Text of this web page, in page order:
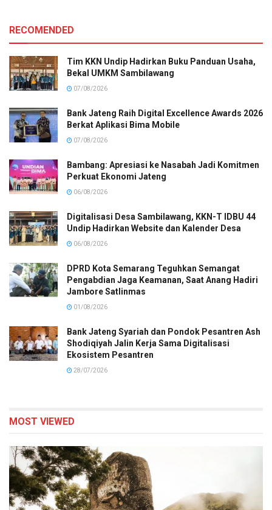
RECOMENDED
Tim KKN Undip Hadirkan Buku Panduan Usaha,
Bekal UMKM Sambilawang
07/08/2026
Bank Jateng Raih Digital Excellence Awards 2026
Berkat Aplikasi Bima Mobile
07/08/2026
Bambang: Apresiasi ke Nasabah Jadi Komitmen
Perkuat Ekonomi Jateng
06/08/2026
Digitalisasi Desa Sambilawang, KKN-T IDBU 44
Undip Hadirkan Website dan Kalender Desa
06/08/2026
DPRD Kota Semarang Teguhkan Semangat
Pengabdian Jaga Keamanan, Saat Anang Hadiri
Jambore Satlinmas
01/08/2026
Bank Jateng Syariah dan Pondok Pesantren Ash
Shodiqiyah Jalin Kerja Sama Digitalisasi
Ekosistem Pesantren
28/07/2026
MOST VIEWED